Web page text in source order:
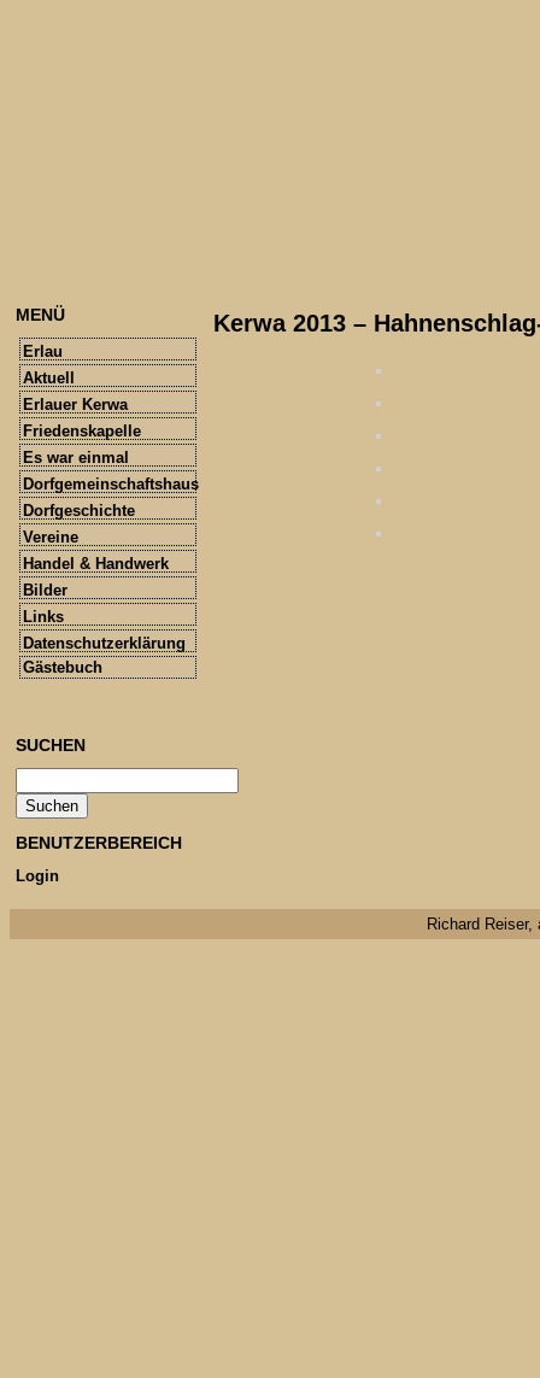
Kerwa 2013 –
MENÜ
Erlau
Aktuell
Erlauer Kerwa
Friedenskapelle
Es war einmal
Dorfgemeinschaftshaus
Dorfgeschichte
Vereine
Handel & Handwerk
Bilder
Links
Datenschutzerklärung
Gästebuch
SUCHEN
BENUTZERBEREICH
Login
Richard